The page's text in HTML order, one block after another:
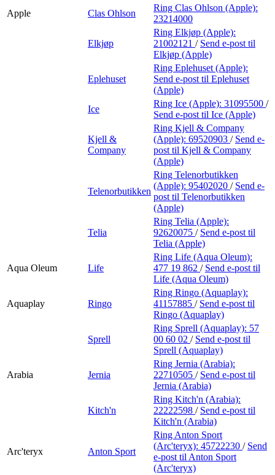
Apple
Clas Ohlson
Ring Clas Ohlson (Apple):
23214000
Elkjøp
Ring Elkjøp (Apple):
21002121 / Send e-post til
Elkjøp (Apple)
Eplehuset
Ring Eplehuset (Apple):
Send e-post til Eplehuset
(Apple)
Ice
Ring Ice (Apple): 31095500 /
Send e-post til Ice (Apple)
Kjell &
Company
Ring Kjell & Company
(Apple): 69520903 / Send e-
post til Kjell & Company
(Apple)
Telenorbutikken
Ring Telenorbutikken
(Apple): 95402020 / Send e-
post til Telenorbutikken
(Apple)
Telia
Ring Telia (Apple):
92620075 / Send e-post til
Telia (Apple)
Aqua Oleum Life
Ring Life (Aqua Oleum):
477 19 862 / Send e-post til
Life (Aqua Oleum)
Aquaplay Ringo
Ring Ringo (Aquaplay):
41157885 / Send e-post til
Ringo (Aquaplay)
Sprell
Ring Sprell (Aquaplay): 57
00 60 02 / Send e-post til
Sprell (Aquaplay)
Arabia Jernia
Ring Jernia (Arabia):
22710505 / Send e-post til
Jernia (Arabia)
Kitch'n
Ring Kitch'n (Arabia):
22222598 / Send e-post til
Kitch'n (Arabia)
Arc'teryx Anton Sport
Ring Anton Sport
(Arc'teryx): 45722230 / Send
e-post til Anton Sport
(Arc'teryx)